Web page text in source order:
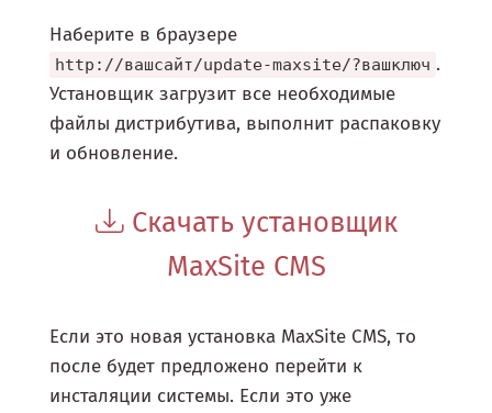
Наберите в браузере
http://вашсайт/update-maxsite/?вашключ .
Установщик загрузит все необходимые
файлы дистрибутива, выполнит распаковку
и обновление.
Скачать установщик
MaxSite CMS
Если это новая установка MaxSite CMS, то
после будет предложено перейти к
инсталяции системы. Если это уже